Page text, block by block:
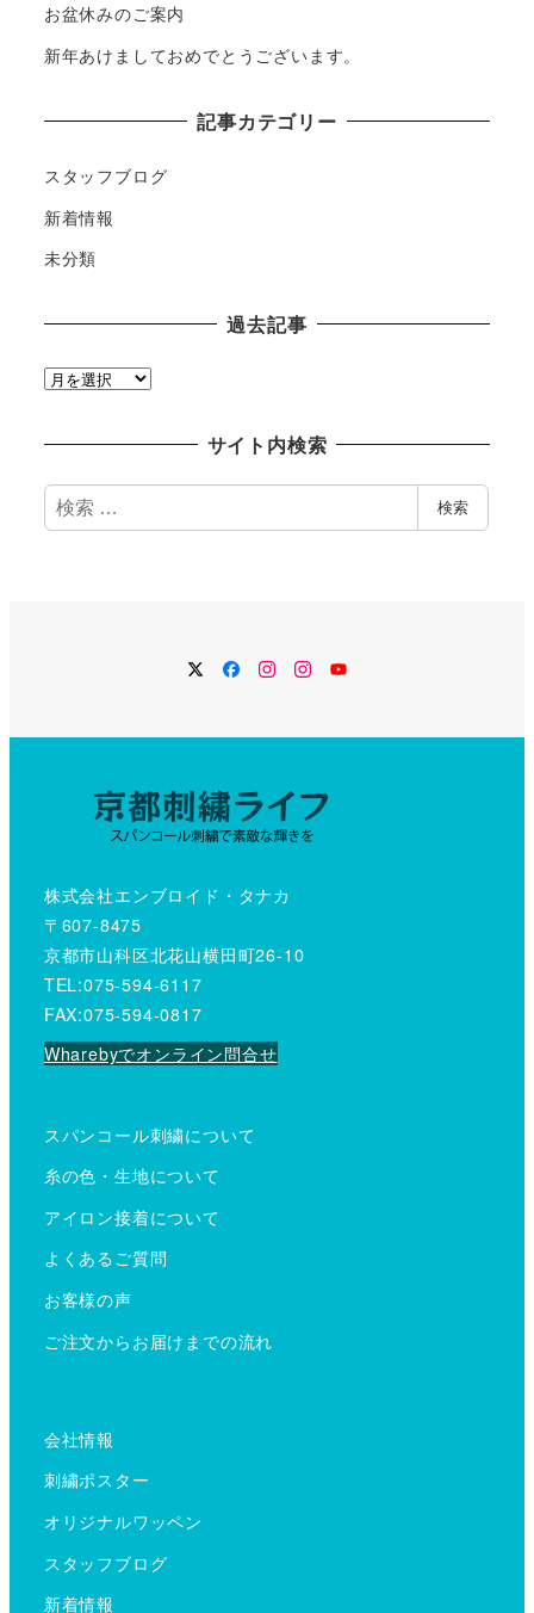
お盆休みのご案内
新年あけましておめでとうございます。
記事カテゴリー
スタッフブログ
新着情報
未分類
過去記事
過
サイト内検索
検
索
検索
TwitterFacebook
Instagram
Instagram
YouTube
株式会社エンブロイド・タナカ
〒607-8475
京都市山科区北花山横田町26-10
TEL:075-594-6117
FAX:075-594-0817
Wharebyでオンライン問合せ
スパンコール刺繍について
糸の色・生地について
アイロン接着について
よくあるご質問
お客様の声
ご注文からお届けまでの流れ
会社情報
刺繍ポスター
オリジナルワッペン
スタッフブログ
新着情報